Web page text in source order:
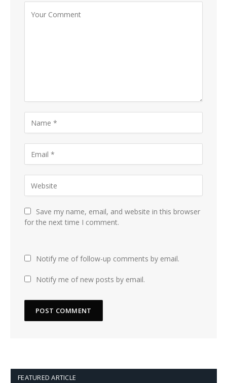
Save my name, email, and website in this browser
for the next time I comment.
Notify me of follow-up comments by email.
Notify me of new posts by email.
FEATURED ARTICLE